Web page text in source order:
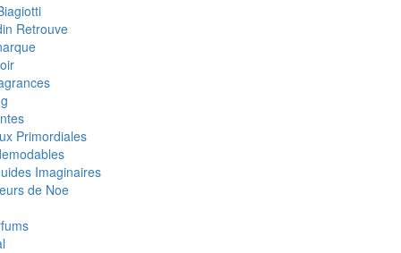
Retrouve
Primordiales
Imaginaires
de Noe